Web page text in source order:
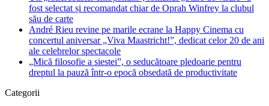
fost selectat și recomandat chiar de Oprah Winfrey la clubul
său de carte
André Rieu revine pe marile ecrane la Happy Cinema cu
concertul aniversar „Viva Maastricht!”, dedicat celor 20 de ani
ale celebrelor spectacole
„Mică filosofie a siestei”, o seducătoare pledoarie pentru
dreptul la pauză într-o epocă obsedată de productivitate
Categorii